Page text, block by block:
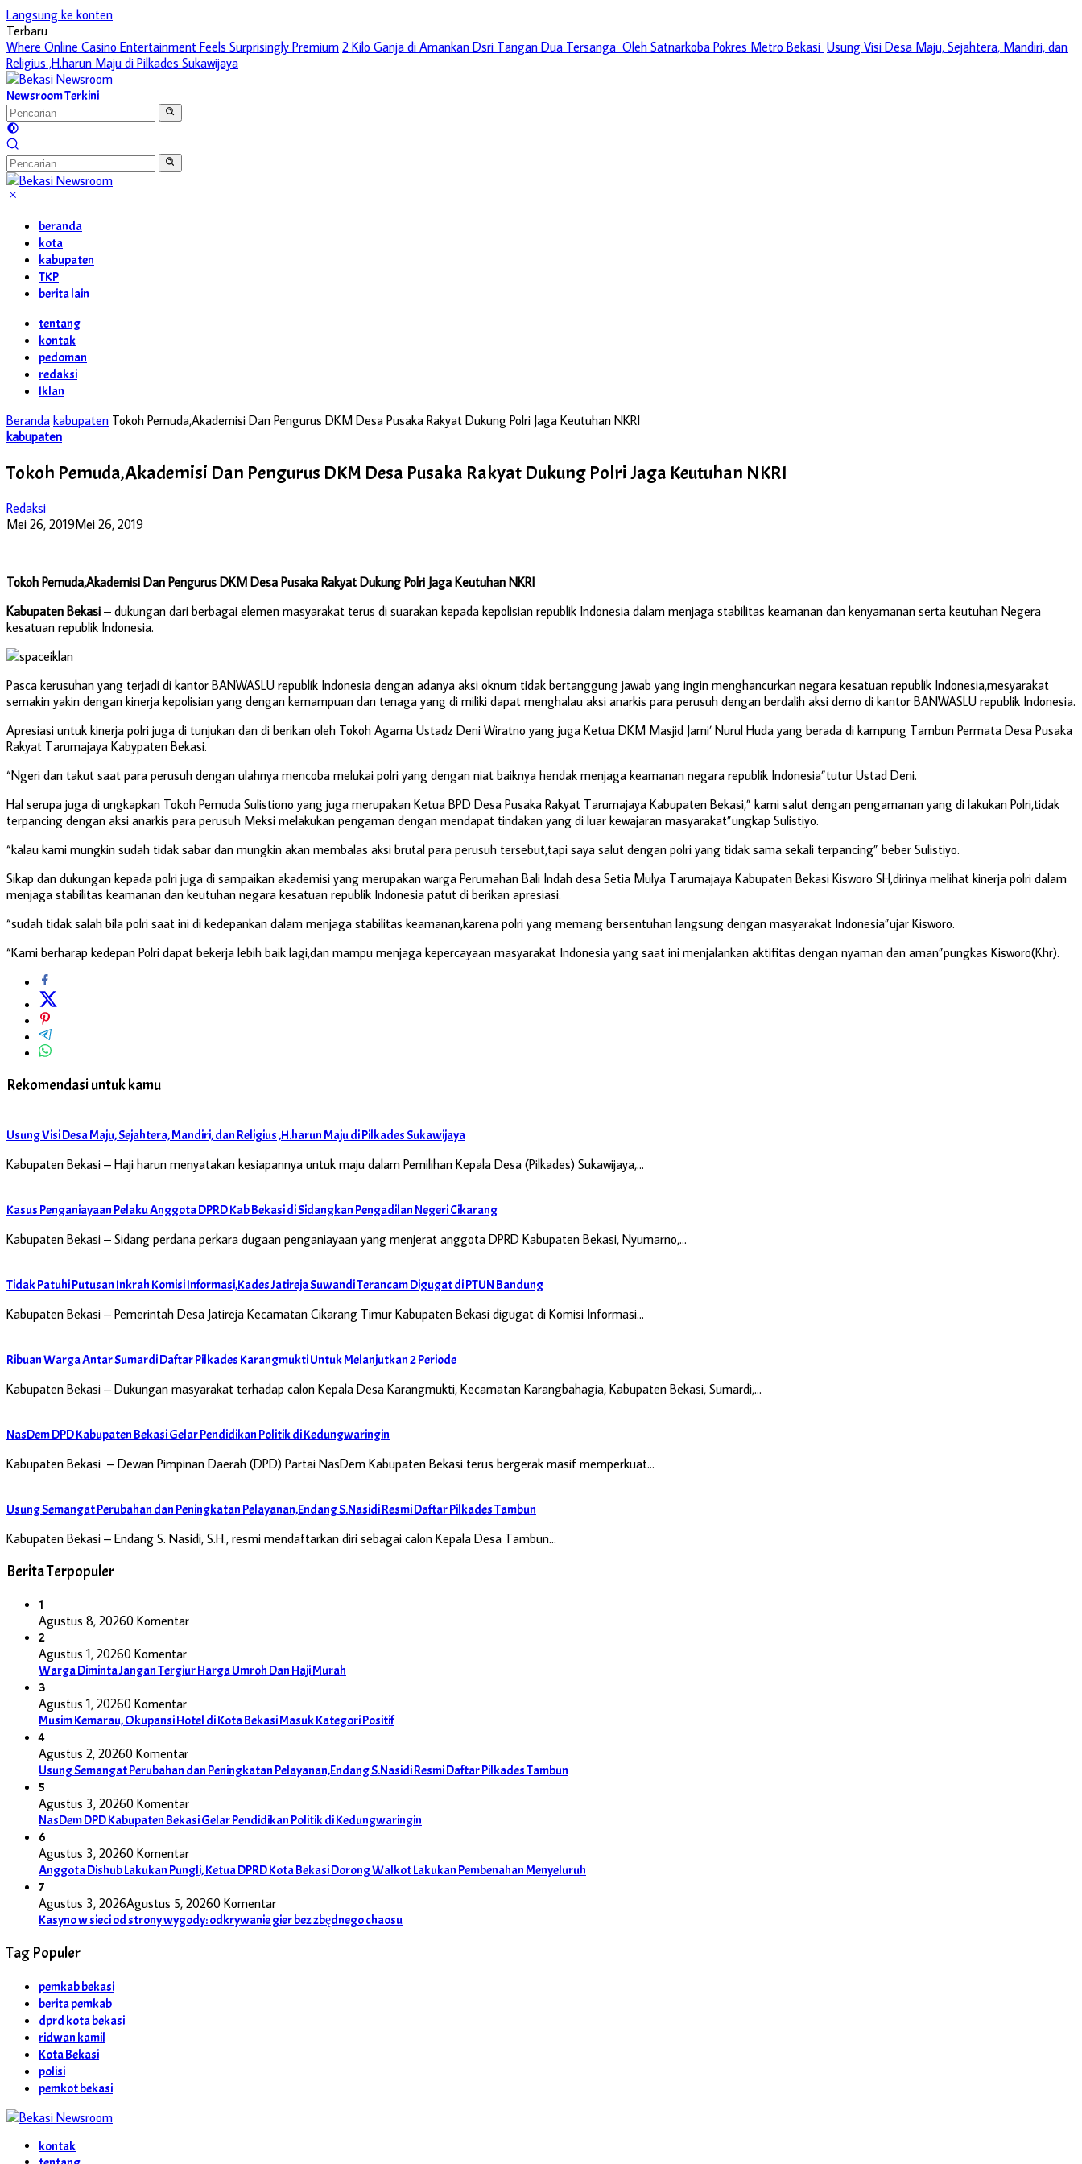
Langsung ke konten
Terbaru
Where Online Casino Entertainment Feels Surprisingly Premium 2 Kilo Ganja di Amankan Dsri Tangan Dua Tersanga Oleh Satnarkoba Pokres Metro Bekasi Usung Visi Desa Maju, Sejahtera, Mandiri, dan
Religius ,H.harun Maju di Pilkades Sukawijaya
Newsroom Terkini
beranda
kota
kabupaten
TKP
berita lain
tentang
kontak
pedoman
redaksi
Iklan
Beranda kabupaten Tokoh Pemuda,Akademisi Dan Pengurus DKM Desa Pusaka Rakyat Dukung Polri Jaga Keutuhan NKRI
kabupaten
Tokoh Pemuda,Akademisi Dan Pengurus DKM Desa Pusaka Rakyat Dukung Polri Jaga Keutuhan NKRI
Redaksi
Mei 26, 2019Mei 26, 2019
Tokoh Pemuda,Akademisi Dan Pengurus DKM Desa Pusaka Rakyat Dukung Polri Jaga Keutuhan NKRI
Kabupaten Bekasi – dukungan dari berbagai elemen masyarakat terus di suarakan kepada kepolisian republik Indonesia dalam menjaga stabilitas keamanan dan kenyamanan serta keutuhan Negera
kesatuan republik Indonesia.
Pasca kerusuhan yang terjadi di kantor BANWASLU republik Indonesia dengan adanya aksi oknum tidak bertanggung jawab yang ingin menghancurkan negara kesatuan republik Indonesia,mesyarakat
semakin yakin dengan kinerja kepolisian yang dengan kemampuan dan tenaga yang di miliki dapat menghalau aksi anarkis para perusuh dengan berdalih aksi demo di kantor BANWASLU republik Indonesia.
Apresiasi untuk kinerja polri juga di tunjukan dan di berikan oleh Tokoh Agama Ustadz Deni Wiratno yang juga Ketua DKM Masjid Jami’ Nurul Huda yang berada di kampung Tambun Permata Desa Pusaka
Rakyat Tarumajaya Kabypaten Bekasi.
“Ngeri dan takut saat para perusuh dengan ulahnya mencoba melukai polri yang dengan niat baiknya hendak menjaga keamanan negara republik Indonesia”tutur Ustad Deni.
Hal serupa juga di ungkapkan Tokoh Pemuda Sulistiono yang juga merupakan Ketua BPD Desa Pusaka Rakyat Tarumajaya Kabupaten Bekasi,” kami salut dengan pengamanan yang di lakukan Polri,tidak
terpancing dengan aksi anarkis para perusuh Meksi melakukan pengaman dengan mendapat tindakan yang di luar kewajaran masyarakat”ungkap Sulistiyo.
“kalau kami mungkin sudah tidak sabar dan mungkin akan membalas aksi brutal para perusuh tersebut,tapi saya salut dengan polri yang tidak sama sekali terpancing” beber Sulistiyo.
Sikap dan dukungan kepada polri juga di sampaikan akademisi yang merupakan warga Perumahan Bali Indah desa Setia Mulya Tarumajaya Kabupaten Bekasi Kisworo SH,dirinya melihat kinerja polri dalam
menjaga stabilitas keamanan dan keutuhan negara kesatuan republik Indonesia patut di berikan apresiasi.
“sudah tidak salah bila polri saat ini di kedepankan dalam menjaga stabilitas keamanan,karena polri yang memang bersentuhan langsung dengan masyarakat Indonesia”ujar Kisworo.
“Kami berharap kedepan Polri dapat bekerja lebih baik lagi,dan mampu menjaga kepercayaan masyarakat Indonesia yang saat ini menjalankan aktifitas dengan nyaman dan aman”pungkas Kisworo(Khr).
Rekomendasi untuk kamu
Usung Visi Desa Maju, Sejahtera, Mandiri, dan Religius ,H.harun Maju di Pilkades Sukawijaya
Kabupaten Bekasi – Haji harun menyatakan kesiapannya untuk maju dalam Pemilihan Kepala Desa (Pilkades) Sukawijaya,…
Kasus Penganiayaan Pelaku Anggota DPRD Kab Bekasi di Sidangkan Pengadilan Negeri Cikarang
Kabupaten Bekasi – Sidang perdana perkara dugaan penganiayaan yang menjerat anggota DPRD Kabupaten Bekasi, Nyumarno,…
Tidak Patuhi Putusan Inkrah Komisi Informasi,Kades Jatireja Suwandi Terancam Digugat di PTUN Bandung
Kabupaten Bekasi – Pemerintah Desa Jatireja Kecamatan Cikarang Timur Kabupaten Bekasi digugat di Komisi Informasi…
Ribuan Warga Antar Sumardi Daftar Pilkades Karangmukti Untuk Melanjutkan 2 Periode
Kabupaten Bekasi – Dukungan masyarakat terhadap calon Kepala Desa Karangmukti, Kecamatan Karangbahagia, Kabupaten Bekasi, Sumardi,…
NasDem DPD Kabupaten Bekasi Gelar Pendidikan Politik di Kedungwaringin
Kabupaten Bekasi – Dewan Pimpinan Daerah (DPD) Partai NasDem Kabupaten Bekasi terus bergerak masif memperkuat…
Usung Semangat Perubahan dan Peningkatan Pelayanan,Endang S.Nasidi Resmi Daftar Pilkades Tambun
Kabupaten Bekasi – Endang S. Nasidi, S.H., resmi mendaftarkan diri sebagai calon Kepala Desa Tambun…
Berita Terpopuler
1
Agustus 8, 20260 Komentar
2
Agustus 1, 20260 Komentar
Warga Diminta Jangan Tergiur Harga Umroh Dan Haji Murah
3
Agustus 1, 20260 Komentar
Musim Kemarau, Okupansi Hotel di Kota Bekasi Masuk Kategori Positif
4
Agustus 2, 20260 Komentar
Usung Semangat Perubahan dan Peningkatan Pelayanan,Endang S.Nasidi Resmi Daftar Pilkades Tambun
5
Agustus 3, 20260 Komentar
NasDem DPD Kabupaten Bekasi Gelar Pendidikan Politik di Kedungwaringin
6
Agustus 3, 20260 Komentar
Anggota Dishub Lakukan Pungli, Ketua DPRD Kota Bekasi Dorong Walkot Lakukan Pembenahan Menyeluruh
7
Agustus 3, 2026Agustus 5, 20260 Komentar
Kasyno w sieci od strony wygody: odkrywanie gier bez zbędnego chaosu
Tag Populer
pemkab bekasi
berita pemkab
dprd kota bekasi
ridwan kamil
Kota Bekasi
polisi
pemkot bekasi
kontak